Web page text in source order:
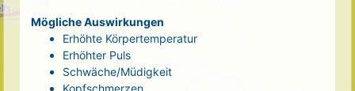
Mögliche Auswirkungen
Erhöhte Körpertemperatur
Erhöhter Puls
Schwäche/Müdigkeit
Kopfschmerzen